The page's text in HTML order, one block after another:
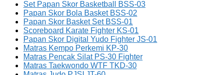
Set Papan Skor Basketball BSS-03
Papan Skor Bola Basket BSS-02
Papan Skor Basket Set BSS-01
Scoreboard Karate Fighter KS-01
Papan Skor Digital Yudo Fighter JS-01
Matras Kempo Perkemi KP-30
Matras Pencak Silat PS-30 Fighter
Matras Taekwondo WTF TKD-30